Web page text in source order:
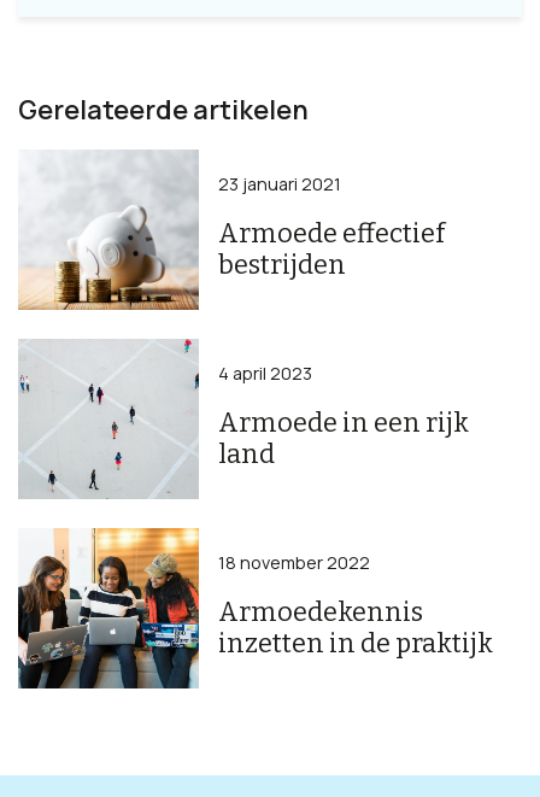
Gerelateerde artikelen
Armoede effectief
bestrijden
23 januari 2021
Armoede in een rijk
land
4 april 2023
Armoedekennis
inzetten in de praktijk
18 november 2022